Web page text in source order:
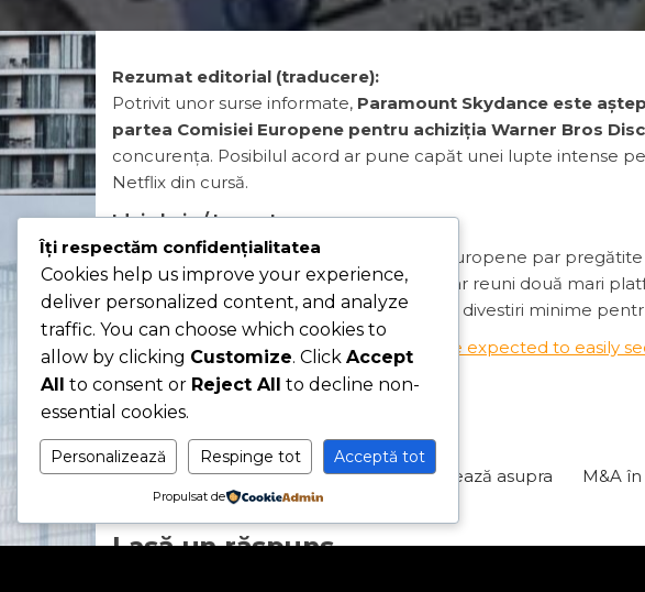
Rezumat editorial (traducere):
Potrivit unor surse informate, Paramount Skydance este
partea Comisiei Europene pentru achiziția Warner Bros
concurența. Posibilul acord ar pune capăt unei lupte intense
Netflix din cursă.
Idei‑cheie / Impact:
Aprobare rapidă UE:
autoritățile europene par
Consolidare sectorială:tranzacția ar reuni două mari
Condiții de reglementare:posibile divestiri minime
Sursa:
Reuters – „Paramount Skydance expected to easily
Category Articol Romana
Tags
Articol
Navigare
articole
Previous
Post
PREVIOUS
Finlanda, Irlanda și alte state UE avertizează asupra
relaxării regulilor de fuziuni
M&A
Lasă un răspuns
Îți respectăm confidențialitatea
Cookies help us improve your experience,
deliver personalized content, and analyze
traffic. You can choose which cookies to
allow by clicking Customize. Click Accept
All to consent or Reject All to decline non-
essential cookies.
Personalizează Respinge tot Acceptă tot
Propulsat de